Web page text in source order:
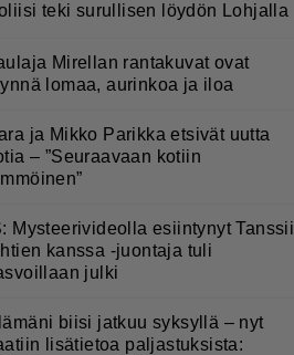
teki surullisen löydön Lohjalla
Mirellan rantakuvat ovat
lomaa, aurinkoa ja iloa
ja Mikko Parikka etsivät uutta
– ”Seuraavaan kotiin
Mysteerivideolla esiintynyt Tanssii
kanssa -juontaja tuli
julki
biisi jatkuu syksyllä – nyt
lisätietoa paljastuksista: